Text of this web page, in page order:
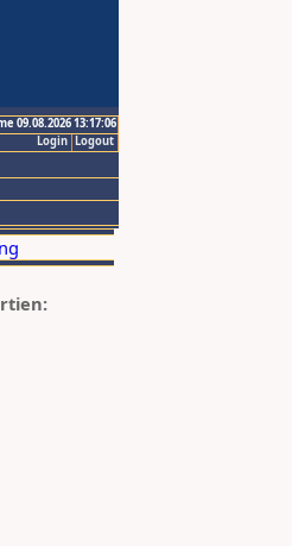
09.08.2026 13:17:06
Logout
Login